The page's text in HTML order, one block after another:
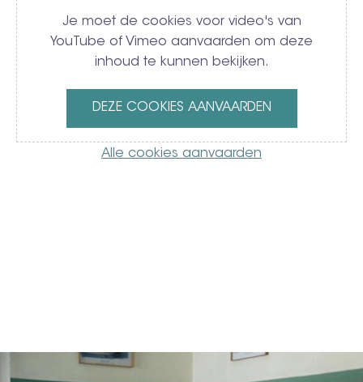
Je moet de cookies voor video's van
YouTube of Vimeo aanvaarden om deze
inhoud te kunnen bekijken.
DEZE COOKIES AANVAARDEN
Alle cookies aanvaarden